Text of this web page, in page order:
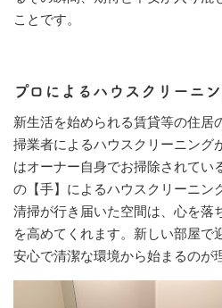
ことです。
プロによるハウスクリーニ
新生活を始められる賃貸等の住居
掃業者によるハウスクリーニング
はオーナー自身でお掃除されてい
の【手】によるハウスクリーニン
清掃が行き届いた空間は、心を落
を高めてくれます。新しい部屋で
安心で清潔な環境から始まるのが